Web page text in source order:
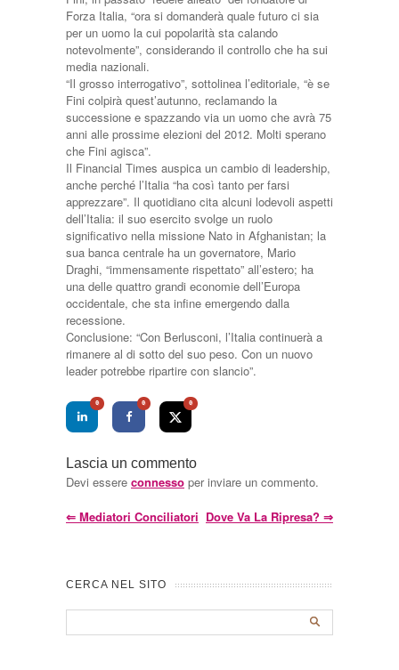
Forza Italia, “ora si domanderà quale futuro ci sia
per un uomo la cui popolarità sta calando
notevolmente”, considerando il controllo che ha sui
media nazionali.
“Il grosso interrogativo”, sottolinea l’editoriale, “è se
Fini colpirà quest’autunno, reclamando la
successione e spazzando via un uomo che avrà 75
anni alle prossime elezioni del 2012. Molti sperano
che Fini agisca”.
Il Financial Times auspica un cambio di leadership,
anche perché l’Italia “ha così tanto per farsi
apprezzare”. Il quotidiano cita alcuni lodevoli aspetti
dell’Italia: il suo esercito svolge un ruolo
significativo nella missione Nato in Afghanistan; la
sua banca centrale ha un governatore, Mario
Draghi, “immensamente rispettato” all’estero; ha
una delle quattro grandi economie dell’Europa
occidentale, che sta infine emergendo dalla
recessione.
Conclusione: “Con Berlusconi, l’Italia continuerà a
rimanere al di sotto del suo peso. Con un nuovo
leader potrebbe ripartire con slancio”.
0 0 0
Lascia un commento
Devi essere connesso per inviare un commento.
⇐ Mediatori Conciliatori Dove Va La Ripresa? ⇒
CERCA NEL SITO